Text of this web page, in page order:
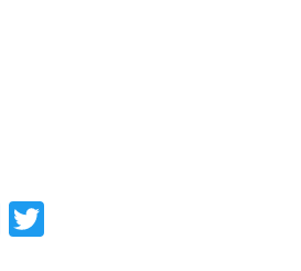
Facebook